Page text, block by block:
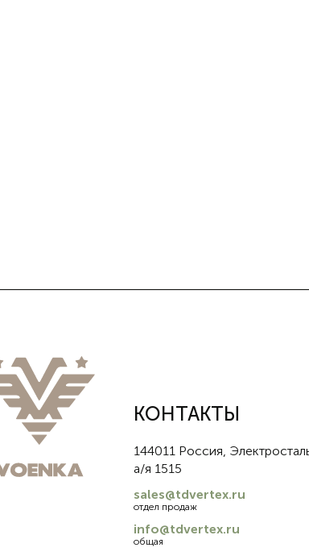
КОНТАКТЫ
144011 Россия,
а/я 1515
sales@tdvertex.ru
отдел продаж
info@tdvertex.ru
общая